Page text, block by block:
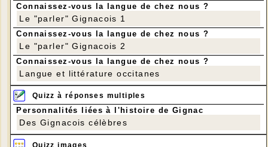
Connaissez-vous la langue de chez nous ?
Le "parler" Gignacois 1
Connaissez-vous la langue de chez nous ?
Le "parler" Gignacois 2
Connaissez-vous la langue de chez nous ?
Langue et littérature occitanes
Quizz à réponses multiples
Personnalités liées à l'histoire de Gignac
Des Gignacois célèbres
Quizz images